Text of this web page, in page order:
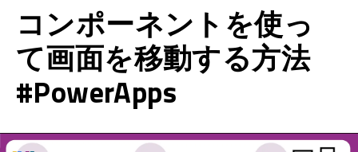
コンポーネントを使っ
て画面を移動する方法
#PowerApps